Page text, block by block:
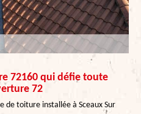
72160 qui défie toute
72
de toiture installée à Sceaux Sur